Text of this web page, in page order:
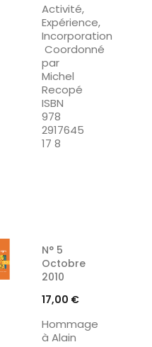
Activité,
Expérience,
Incorporation
Coordonné
par
Michel
Recopé
ISBN
978
2917645
17 8
N° 5
Octobre
2010
Prix
17,00 €
Hommage
à Alain